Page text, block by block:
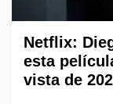
Netflix:
esta
vista de